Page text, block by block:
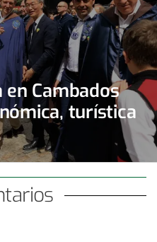
Cambados
turística